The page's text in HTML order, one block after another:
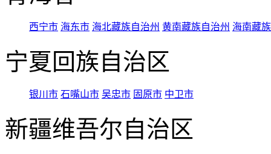
西宁市 海东市 海北藏族自治州 黄南藏族自治州 海南藏
宁夏回族自治区
银川市 石嘴山市 吴忠市 固原市 中卫市
新疆维吾尔自治区